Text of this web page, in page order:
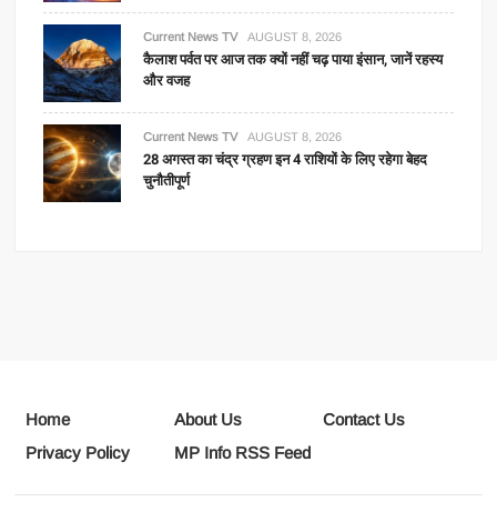
Current News TV AUGUST 8, 2026
कैलाश पर्वत पर आज तक क्यों नहीं चढ़ पाया इंसान, जानें रहस्य
और वजह
Current News TV AUGUST 8, 2026
28 अगस्त का चंद्र ग्रहण इन 4 राशियों के लिए रहेगा बेहद
चुनौतीपूर्ण
Home About Us
Contact Us
Privacy Policy
MP Info RSS Feed